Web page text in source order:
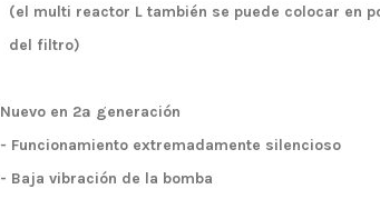
(el multi reactor L también se puede colocar en
del filtro)
Nuevo en 2ª generación
- Funcionamiento extremadamente silencioso
- Baja vibración de la bomba